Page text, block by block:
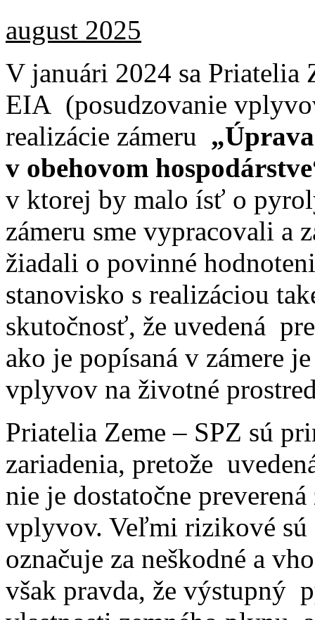
august 2025
V januári 2024 sa Priatelia
EIA (posudzovanie
realizácie zámeru
v obehovom
v ktorej by malo ísť o
zámeru sme vypracovali a
žiadali o povinné
stanovisko s realizáciou
skutočnosť, že uvedená
ako je popísaná v zámere
vplyvov na životné
Priatelia Zeme – SPZ sú
zariadenia, pretože
nie je dostatočne
vplyvov. Veľmi rizikové
označuje za neškodné a
však pravda, že výstupný